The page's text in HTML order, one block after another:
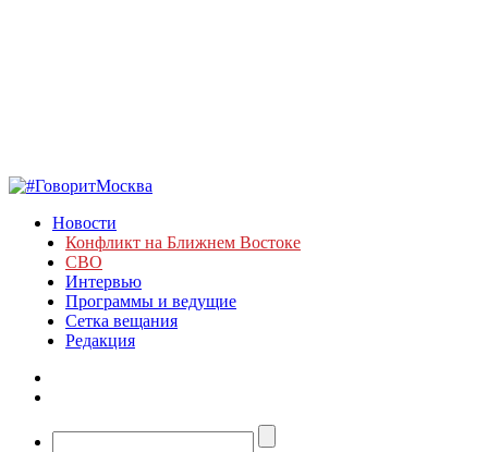
Новости
Конфликт на Ближнем Востоке
СВО
Интервью
Программы и ведущие
Сетка вещания
Редакция